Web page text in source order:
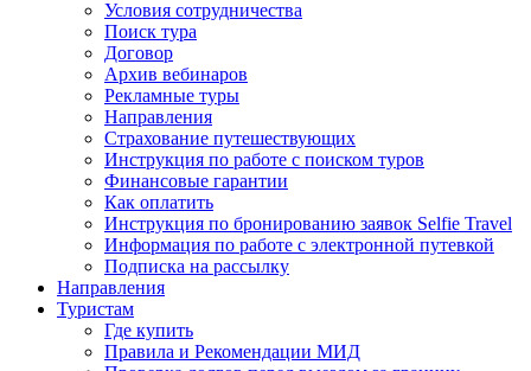
Условия сотрудничества
Поиск тура
Договор
Архив вебинаров
Рекламные туры
Направления
Страхование путешествующих
Инструкция по работе с поиском туров
Финансовые гарантии
Как оплатить
Инструкция по бронированию заявок Selfie Travel
Информация по работе с электронной путевкой
Подписка на рассылку
Направления
Туристам
Где купить
Правила и Рекомендации МИД